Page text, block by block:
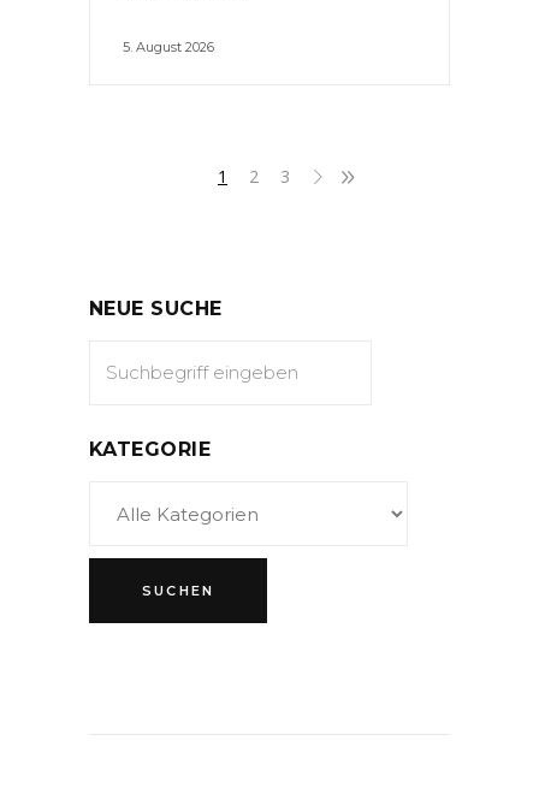
5. August 2026
1 2 3
NEUE SUCHE
KATEGORIE